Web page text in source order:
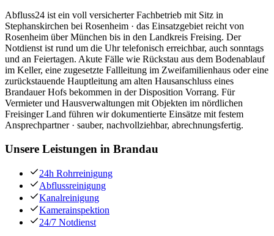
Abfluss24 ist ein voll versicherter Fachbetrieb mit Sitz in
Stephanskirchen bei Rosenheim · das Einsatzgebiet reicht von
Rosenheim über München bis in den Landkreis Freising. Der
Notdienst ist rund um die Uhr telefonisch erreichbar, auch sonntags
und an Feiertagen. Akute Fälle wie Rückstau aus dem Bodenablauf
im Keller, eine zugesetzte Fallleitung im Zweifamilienhaus oder eine
zurückstauende Hauptleitung am alten Hausanschluss eines
Brandauer Hofs bekommen in der Disposition Vorrang. Für
Vermieter und Hausverwaltungen mit Objekten im nördlichen
Freisinger Land führen wir dokumentierte Einsätze mit festem
Ansprechpartner · sauber, nachvollziehbar, abrechnungsfertig.
Unsere Leistungen in Brandau
24h Rohrreinigung
Abflussreinigung
Kanalreinigung
Kamerainspektion
24/7 Notdienst